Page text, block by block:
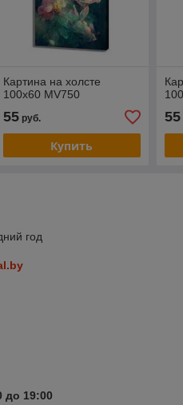
Картина на холсте
100х60 MV750
55руб.
Купить
55
год
до 19:00